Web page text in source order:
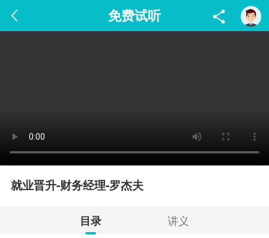
免费试听
就业晋升-财务经理-罗杰夫
目录 讲义